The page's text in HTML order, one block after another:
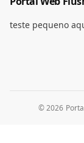
teste pequeno
© 2026